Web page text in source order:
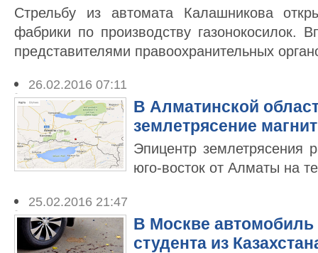
Стрельбу из автомата Калашникова
фабрики по производству газонокосилок.
представителями правоохранительных
26.02.2016 07:11
В Алматинской
землетрясение
Эпицентр землетрясения
юго-восток от Алматы на
25.02.2016 21:47
В Москве автомобиль
студента из